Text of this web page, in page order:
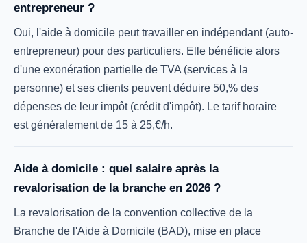
entrepreneur ?
Oui, l'aide à domicile peut travailler en indépendant (auto-
entrepreneur) pour des particuliers. Elle bénéficie alors
d'une exonération partielle de TVA (services à la
personne) et ses clients peuvent déduire 50,% des
dépenses de leur impôt (crédit d'impôt). Le tarif horaire
est généralement de 15 à 25,€/h.
Aide à domicile : quel salaire après la
revalorisation de la branche en 2026 ?
La revalorisation de la convention collective de la
Branche de l'Aide à Domicile (BAD), mise en place